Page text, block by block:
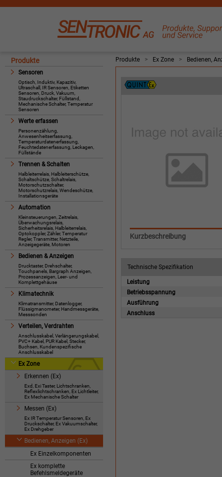
Produkte
Sensoren
Optisch, Induktiv, Kapazitiv,
Ultraschall, IR Sensoren, Etiketten
Sensoren, Druck, Vakuum,
Staudruckschalter, Füllstand,
Mechanische Schalter, Temperatur
Sensoren
Werte erfassen
Personenzählung,
Anwesenheitserfassung,
Temperaturdatenerfassung,
Feuchtedatenerfassung, Leckagen,
Füllstände
Trennen & Schalten
Halbleiterrelais, Halbleiterschütze,
Schaltschütze, Schaltrelais,
Motorschutzschalter,
Motorschutzrelais, Wendeschütze,
Installationsgeräte
Automation
Kleinsteuerungen, Zeitrelais,
Überwachungsrelais,
Sicherheitsrelais, Halbleiterrelais,
Optokoppler, Zähler, Temperatur
Regler, Transmitter, Netzteile,
Anzeigegeräte, Motoren
Bedienen & Anzeigen
Drucktaster, Drehschalter,
Touchpanels, Bargraph Anzeigen,
Prozessanzeigen, Leer- und
Komplettgehäuse
Klimatechnik
Klimatransmitter, Datenlogger,
Flüssigmanometer, Handmessgeräte,
Messsonden
Verteilen, Verdrahten
Anschlusskabel, Verlängerungskabel,
PVC+ Kabel, PUR Kabel, Stecker,
Buchsen, Kundenspezifische
Anschlusskabel
Ex Zone
Erkennen (Ex)
Exd, Exi Taster, Lichtschranken,
Reflexlichtschranken, Ex Lichtleiter,
Ex Mechanische Schalter
Messen (Ex)
Ex IR Temperatur Sensoren, Ex
Druckschalter, Ex Vakuumschalter,
Ex Drehgeber
Bedienen, Anzeigen (Ex)
Ex Einzelkomponenten
Ex komplette
Befehlsmeldegeräte
Produkte > Ex Zone > Bedienen,
Kurzbeschreibung
Technische Spezifikation
Leistung
Betriebsspannung
Ausführung
Anschluss